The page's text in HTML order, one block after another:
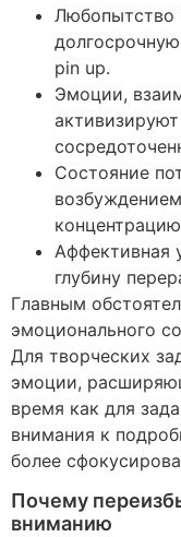
Любопытство
pin up.
Эмоции,
Состояние
Аффективная
глубину
Главным
эмоционального
Для творческих
эмоции,
время как для
внимания к
более
Почему
вниманию